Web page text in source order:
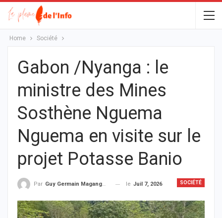
Home Société
Gabon /Nyanga : le
ministre des Mines
Sosthène Nguema
Nguema en visite sur le
projet Potasse Banio
SOCIÉTÉ
Par Guy Germain Maganga Nziengui le Juil 7, 2026